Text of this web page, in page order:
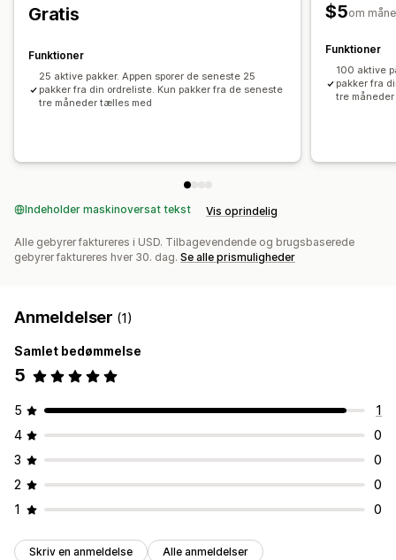
Gratis
Funktioner
25 aktive pakker. Appen sporer de seneste 25
pakker fra din ordreliste. Kun pakker fra de seneste
tre måneder tælles med
$5om
Funktioner
100 aktive
pakker fra
tre
Indeholder maskinoversat tekst Vis oprindelig
Alle gebyrer faktureres i USD. Tilbagevendende og brugsbaserede
gebyrer faktureres hver 30. dag. Se alle prismuligheder
Anmeldelser (1)
Samlet bedømmelse
5
5
1
4
0
3
0
2
0
1
0
Skriv en anmeldelse Alle anmeldelser